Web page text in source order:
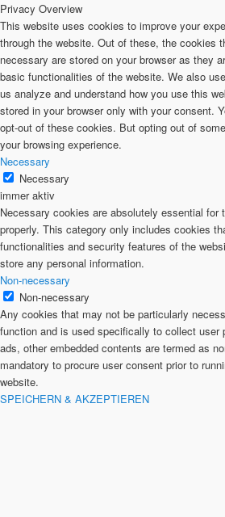
Privacy Overview
This website uses cookies to improve your
through the website. Out of these, the cookies
necessary are stored on your browser as they
basic functionalities of the website. We also
us analyze and understand how you use this
stored in your browser only with your consent.
opt-out of these cookies. But opting out of
your browsing experience.
Necessary
Necessary
immer aktiv
Necessary cookies are absolutely essential for
properly. This category only includes cookies
functionalities and security features of the
store any personal information.
Non-necessary
Non-necessary
Any cookies that may not be particularly
function and is used specifically to collect user
ads, other embedded contents are termed as
mandatory to procure user consent prior to
website.
SPEICHERN & AKZEPTIEREN